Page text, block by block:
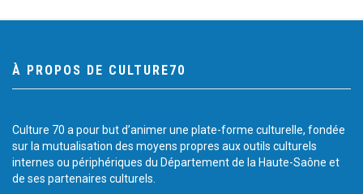
À PROPOS DE CULTURE70
Culture 70 a pour but d’animer une plate-forme culturelle, fondée
sur la mutualisation des moyens propres aux outils culturels
internes ou périphériques du Département de la Haute-Saône et
de ses partenaires culturels.